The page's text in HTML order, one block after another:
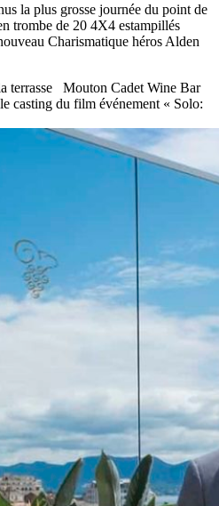
la plus grosse journée du point de
trombe de 20 4X4 estampillés
Charismatique héros Alden
terrasse Mouton Cadet Wine Bar
casting du film événement « Solo: